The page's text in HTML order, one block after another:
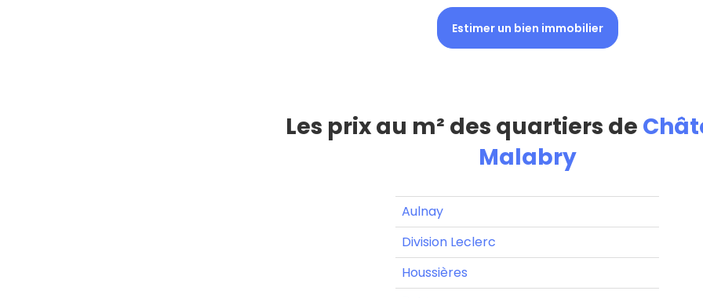
Estimer un bien immobilier
Les prix au m² des quartiers de
Malabry
Aulnay
Division Leclerc
Houssières